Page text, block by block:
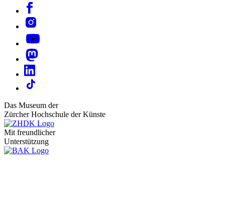
Das Museum der
Zürcher Hochschule der Künste
Mit freundlicher
Unterstützung